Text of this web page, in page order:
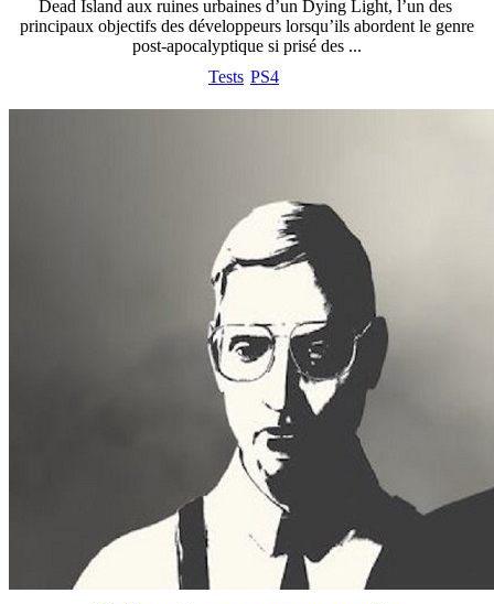
Dead Island aux ruines urbaines d’un Dying Light, l’un des
principaux objectifs des développeurs lorsqu’ils abordent le genre
post-apocalyptique si prisé des ...
Tests PS4